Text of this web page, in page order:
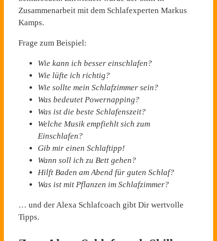
Zusammenarbeit mit dem Schlafexperten Markus
Kamps.
Frage zum Beispiel:
Wie kann ich besser einschlafen?
Wie lüfte ich richtig?
Wie sollte mein Schlafzimmer sein?
Was bedeutet Powernapping?
Was ist die beste Schlafenszeit?
Welche Musik empfiehlt sich zum
Einschlafen?
Gib mir einen Schlaftipp!
Wann soll ich zu Bett gehen?
Hilft Baden am Abend für guten Schlaf?
Was ist mit Pflanzen im Schlafzimmer?
… und der Alexa Schlafcoach gibt Dir wertvolle
Tipps.